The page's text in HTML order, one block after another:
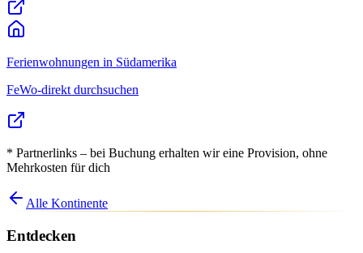
Ferienwohnungen in Südamerika
FeWo-direkt durchsuchen
* Partnerlinks – bei Buchung erhalten wir eine Provision, ohne
Mehrkosten für dich
Alle Kontinente
Entdecken